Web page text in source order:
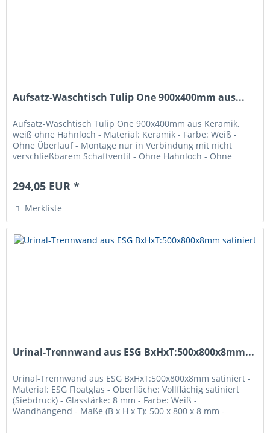
Aufsatz-Waschtisch Tulip One 900x400mm aus...
Aufsatz-Waschtisch Tulip One 900x400mm aus Keramik,
weiß ohne Hahnloch - Material: Keramik - Farbe: Weiß -
Ohne Überlauf - Montage nur in Verbindung mit nicht
verschließbarem Schaftventil - Ohne Hahnloch - Ohne
294,05 EUR *
Merkliste
Urinal-Trennwand aus ESG BxHxT:500x800x8mm...
Urinal-Trennwand aus ESG BxHxT:500x800x8mm satiniert -
Material: ESG Floatglas - Oberfläche: Vollflächig satiniert
(Siebdruck) - Glasstärke: 8 mm - Farbe: Weiß -
Wandhängend - Maße (B x H x T): 500 x 800 x 8 mm -